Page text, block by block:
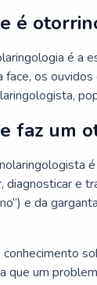
é
é a
face, os
faz um
diagnosticar e
e da
que um